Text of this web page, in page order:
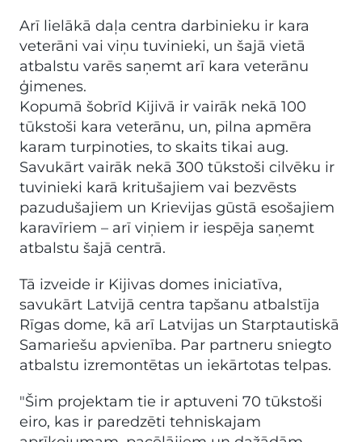
Arī lielākā daļa centra darbinieku ir kara
veterāni vai viņu tuvinieki, un šajā vietā
atbalstu varēs saņemt arī kara veterānu
ģimenes.
Kopumā šobrīd Kijivā ir vairāk nekā 100
tūkstoši kara veterānu, un, pilna apmēra
karam turpinoties, to skaits tikai aug.
Savukārt vairāk nekā 300 tūkstoši cilvēku ir
tuvinieki karā kritušajiem vai bezvēsts
pazudušajiem un Krievijas gūstā esošajiem
karavīriem – arī viņiem ir iespēja saņemt
atbalstu šajā centrā.
Tā izveide ir Kijivas domes iniciatīva,
savukārt Latvijā centra tapšanu atbalstīja
Rīgas dome, kā arī Latvijas un Starptautiskā
Samariešu apvienība. Par partneru sniegto
atbalstu izremontētas un iekārtotas telpas.
"Šim projektam tie ir aptuveni 70 tūkstoši
eiro, kas ir paredzēti tehniskajam